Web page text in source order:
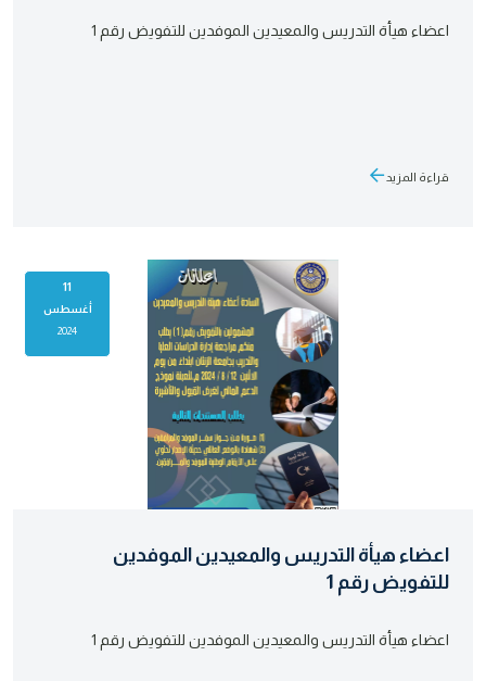
اعضاء هيأة التدريس والمعيدين الموفدين للتفويض رقم 1
قراءة المزيد
11
أغسطس
2024
اعضاء هيأة التدريس والمعيدين الموفدين
للتفويض رقم 1
اعضاء هيأة التدريس والمعيدين الموفدين للتفويض رقم 1